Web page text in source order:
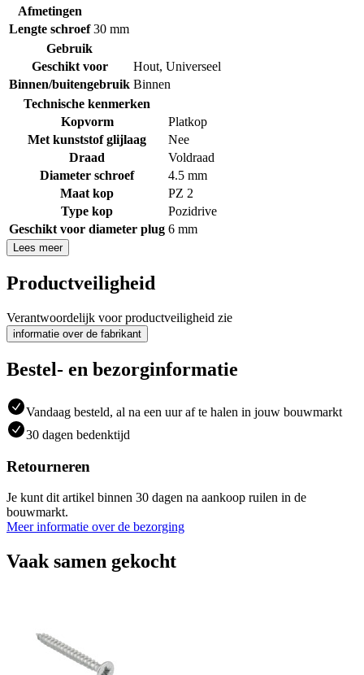
Afmetingen
Lengte schroef 30 mm
Gebruik
Geschikt voor
Hout, Universeel
Binnen/buitengebruik Binnen
Technische kenmerken
Kopvorm
Platkop
Met kunststof glijlaag
Nee
Draad
Voldraad
Diameter schroef
4.5 mm
Maat kop
PZ 2
Type kop
Pozidrive
Geschikt voor diameter plug 6 mm
Lees meer
Productveiligheid
Verantwoordelijk voor productveiligheid zie
informatie over de fabrikant
Bestel- en bezorginformatie
Vandaag besteld, al na een uur af te halen in jouw bouwmarkt
30 dagen bedenktijd
Retourneren
Je kunt dit artikel binnen 30 dagen na aankoop ruilen in de
bouwmarkt.
Meer informatie over de bezorging
Vaak samen gekocht